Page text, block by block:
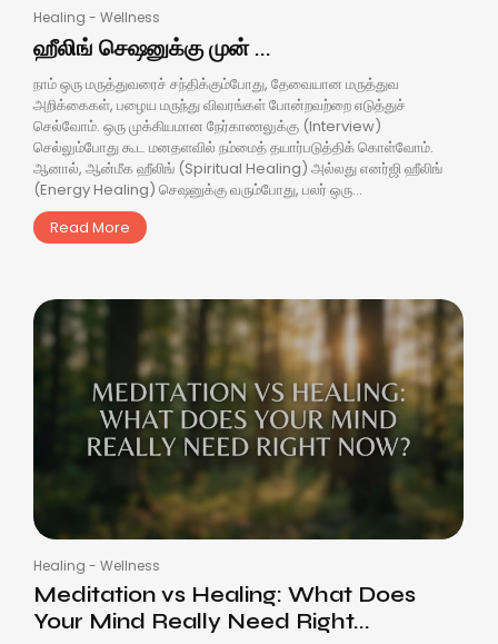
Healing - Wellness
ஹீலிங் செஷனுக்கு முன் ...
நாம் ஒரு மருத்துவரைச் சந்திக்கும்போது, தேவையான மருத்துவ
அறிக்கைகள், பழைய மருந்து விவரங்கள் போன்றவற்றை எடுத்துச்
செல்வோம். ஒரு முக்கியமான நேர்காணலுக்கு (Interview)
செல்லும்போது கூட மனதளவில் நம்மைத் தயார்படுத்திக் கொள்வோம்.
ஆனால், ஆன்மீக ஹீலிங் (Spiritual Healing) அல்லது எனர்ஜி ஹீலிங்
(Energy Healing) செஷனுக்கு வரும்போது, பலர் ஒரு...
Read More
Healing - Wellness
Meditation vs Healing: What Does
Your Mind Really Need Right...